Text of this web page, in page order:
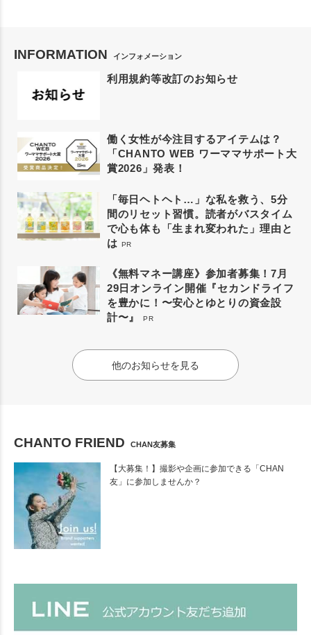
INFORMATION インフォメーション
利用規約等改訂のお知らせ
働く女性が今注目するアイテムは？
「CHANTO WEB ワーママサポート大
賞2026」発表！
「毎日ヘトヘト…」な私を救う、5分
間のリセット習慣。読者がバスタイム
で心も体も「生まれ変われた」理由と
は PR
《無料マネー講座》参加者募集！7月
29日オンライン開催『セカンドライフ
を豊かに！〜安心とゆとりの資金設
計〜』
PR
他のお知らせを見る
CHANTO FRIEND CHAN友募集
【大募集！】撮影や企画に参加できる「CHAN
友」に参加しませんか？